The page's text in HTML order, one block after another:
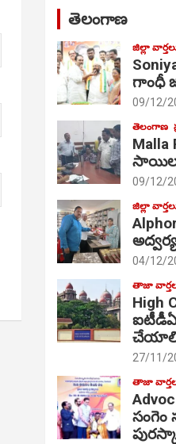
తెలంగాణ
జిల్లా
గాంధీ
09/12/
తెలంగాణ
09/12/
జిల్లా
04/12/
తాజా
High
ఐటీడీఏ
27/11/
తాజా
సంగెం